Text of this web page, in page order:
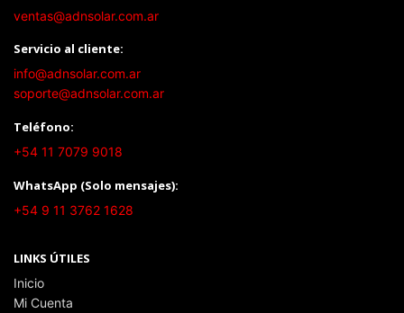
ventas@adnsolar.com.ar
Servicio al cliente:
info@adnsolar.com.ar
soporte@adnsolar.com.ar
Teléfono:
+54 11 7079 9018
WhatsApp (Solo mensajes):
+54 9 11 3762 1628
LINKS ÚTILES
Inicio
Mi Cuenta